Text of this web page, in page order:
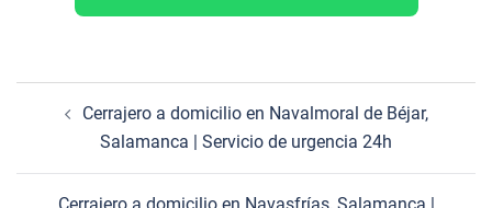
entradas
Cerrajero a domicilio en Navalmoral de Béjar,
Salamanca | Servicio de urgencia 24h
Cerrajero a domicilio en Navasfrías, Salamanca |